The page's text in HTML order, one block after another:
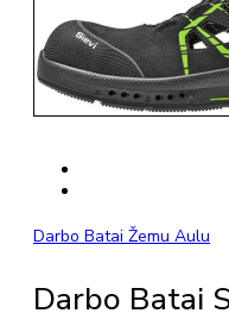
Darbo Batai Žemu Aulu
Darbo Batai